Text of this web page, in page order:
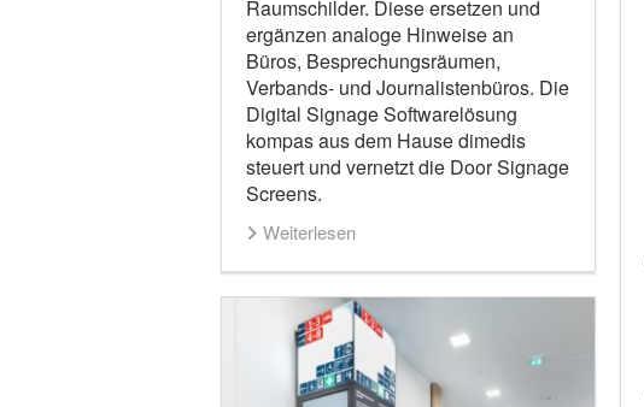
Raumschilder. Diese ersetzen und
ergänzen analoge Hinweise an
Büros, Besprechungsräumen,
Verbands- und Journalistenbüros. Die
Digital Signage Softwarelösung
kompas aus dem Hause dimedis
steuert und vernetzt die Door Signage
Screens.
Weiterlesen